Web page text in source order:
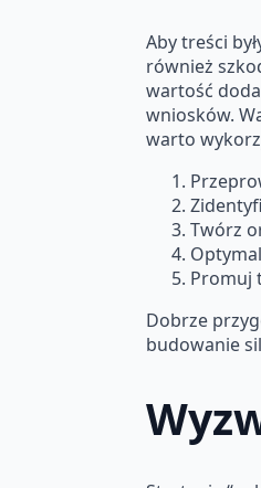
Aby treści
również
wartość
wniosków.
warto
Twórz
Promuj
Dobrze
budowanie